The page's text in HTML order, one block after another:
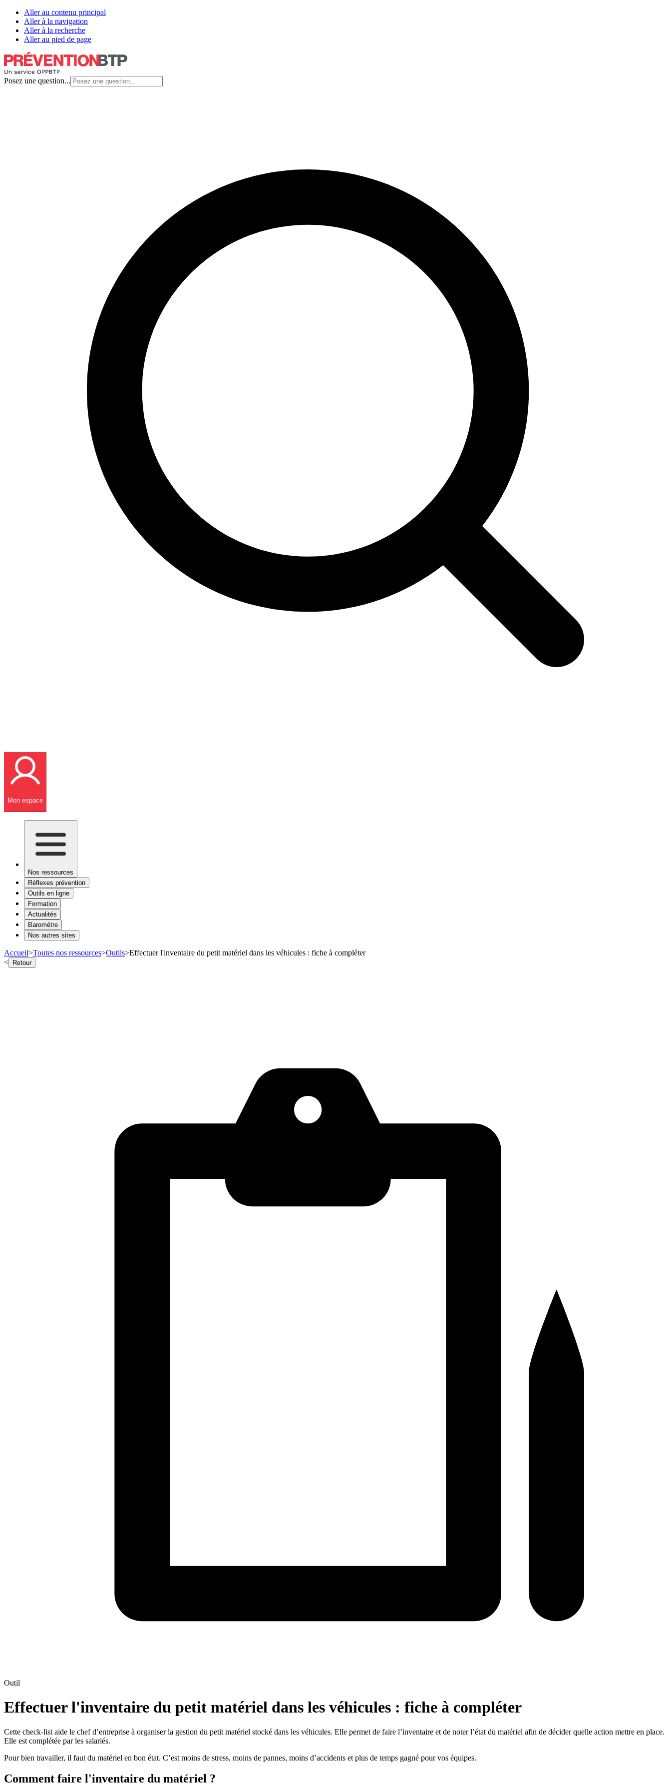
Aller au contenu principal
Aller à la navigation
Aller à la recherche
Aller au pied de page
Posez une question...
Mon espace
Nos ressources
Réflexes prévention
Outils en ligne
Formation
Actualités
Baromètre
Nos autres sites
Accueil>Toutes nos ressources>Outils>Effectuer l'inventaire du petit matériel dans les véhicules : fiche à compléter
< Retour
Outil
Effectuer l'inventaire du petit matériel dans les véhicules : fiche à compléter
Cette check-list aide le chef d’entreprise à organiser la gestion du petit matériel stocké dans les véhicules. Elle permet de faire l’inventaire et de noter l’état du matériel afin de décider quelle action mettre en place.
Elle est complétée par les salariés.
Pour bien travailler, il faut du matériel en bon état. C’est moins de stress, moins de pannes, moins d’accidents et plus de temps gagné pour vos équipes.
Comment faire l'inventaire du matériel ?